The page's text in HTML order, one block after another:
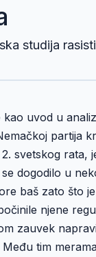
studija
uvod u
partija
svetskog rata,
dogodilo u
baš zato što
njene
zauvek
tim